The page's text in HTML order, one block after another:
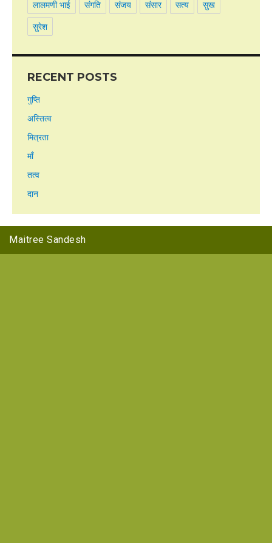
लालमणी भाई संगति संजय संसार सत्य सुख
सुरेश
RECENT POSTS
गुप्ति
अस्तित्व
मित्रता
माँ
तत्व
दान
Maitree Sandesh